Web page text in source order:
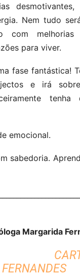
desmotivantes,
Nem tudo
com melhorias
para viver.
fase fantástica!
e irá
tenha
emocional.
sabedoria.
Margarida